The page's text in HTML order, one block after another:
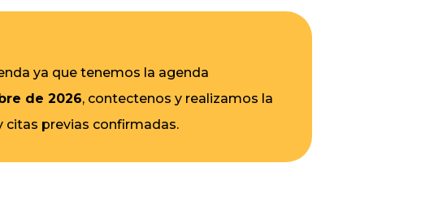
ya que tenemos la agenda
de 2026, contectenos y realizamos la
citas previas confirmadas.